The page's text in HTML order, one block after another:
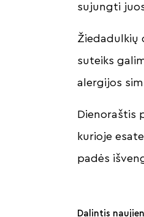
sujungti
Žiedadulkių
suteiks
alergijos
Dienoraštis
kurioje
padės
Dalintis